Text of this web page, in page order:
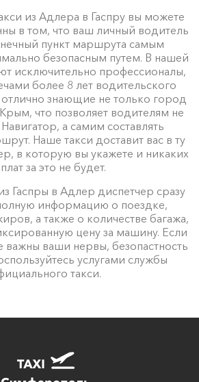
из Адлера в Гаспру вы можете
в том, что ваш личный водитель
пункт маршрута самым
безопасным путем. В нашей
исключительно профессионалы,
более 8 лет водительского
знающие не только город
что позволяет водителям не
Навигатор, а самим составлять
Наше такси доставит вас в ту
в которую вы укажете и никаких
за это не будет.
Гаспры в Адлер диспетчер сразу
информацию о поездке,
а также о количестве багажа,
цену за машину. Если
важны ваши нервы, безопастность
услугами службы
такси.